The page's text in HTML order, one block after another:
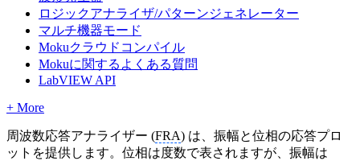
ロジックアナライザ/パターンジェネレーター
マルチ機器モード
Mokuクラウドコンパイル
Mokuに関するよくある質問
LabVIEW API
+ More
周波数応答アナライザー (FRA) は、振幅と位相の応答プロ
ットを提供します。位相は度数で表されますが、振幅は